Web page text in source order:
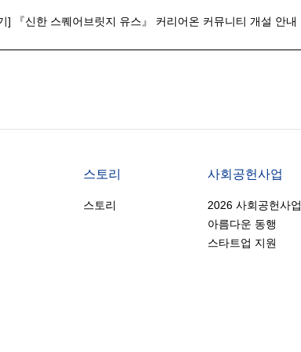
] 『신한 스퀘어브릿지 유스』 커리어온 커뮤니티 개설 안내
스토리
스토리
사회공헌사업
2026 사회공헌사업
아름다운 동행
스타트업 지원